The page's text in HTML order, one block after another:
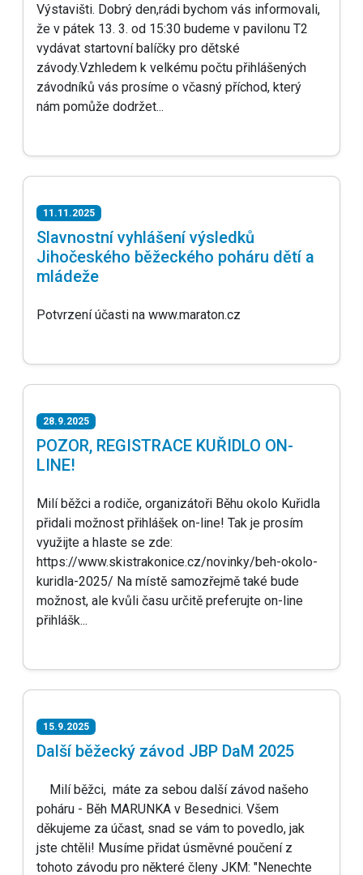
Výstavišti. Dobrý den,rádi bychom vás informovali,
že v pátek 13. 3. od 15:30 budeme v pavilonu T2
vydávat startovní balíčky pro dětské
závody.Vzhledem k velkému počtu přihlášených
závodníků vás prosíme o včasný příchod, který
nám pomůže dodržet...
11.11.2025
Slavnostní vyhlášení výsledků
Jihočeského běžeckého poháru dětí a
mládeže
Potvrzení účasti na www.maraton.cz
28.9.2025
POZOR, REGISTRACE KUŘIDLO ON-
LINE!
Milí běžci a rodiče, organizátoři Běhu okolo Kuřidla
přidali možnost přihlášek on-line! Tak je prosím
využijte a hlaste se zde:
https://www.skistrakonice.cz/novinky/beh-okolo-
kuridla-2025/ Na místě samozřejmě také bude
možnost, ale kvůli času určitě preferujte on-line
přihlášk...
15.9.2025
Další běžecký závod JBP DaM 2025
Milí běžci, máte za sebou další závod našeho
poháru - Běh MARUNKA v Besednici. Všem
děkujeme za účast, snad se vám to povedlo, jak
jste chtěli! Musíme přidat úsměvné poučení z
tohoto závodu pro některé členy JKM: "Nenechte